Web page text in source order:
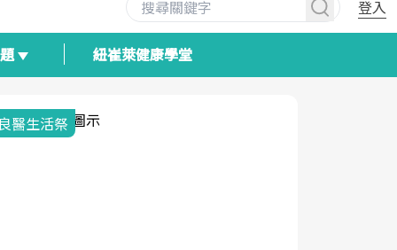
登入
紐崔萊健康學堂
與健康韌性的距離